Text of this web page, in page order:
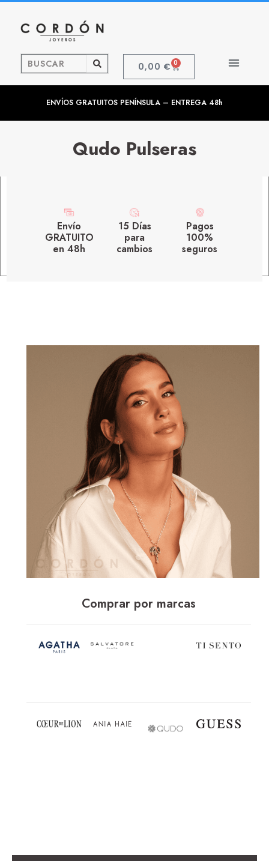
0,00 € 0
ENVÍOS GRATUITOS PENÍNSULA – ENTREGA 48h
Qudo Pulseras
Envío
GRATUITO
en 48h
15 Días
para
cambios
Pagos
100%
seguros
Comprar por marcas